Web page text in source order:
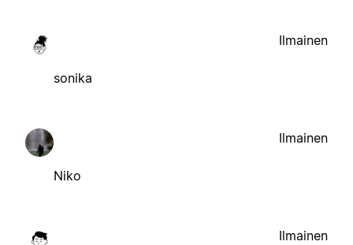
sonika
Ilmainen
Niko
Ilmainen
Ilmainen